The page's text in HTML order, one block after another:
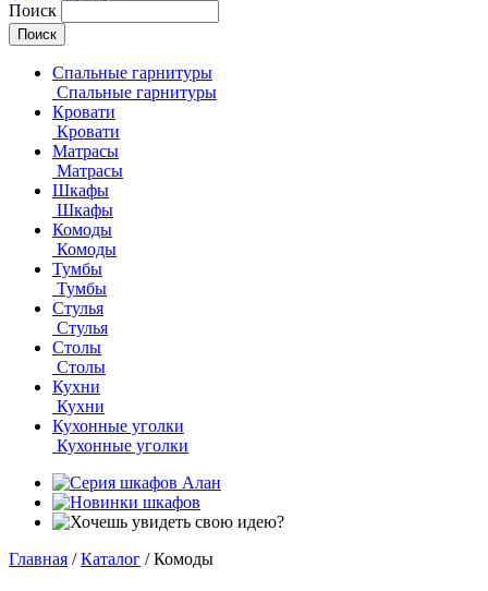
Поиск
Спальные гарнитуры
Спальные гарнитуры
Кровати
Кровати
Матрасы
Матрасы
Шкафы
Шкафы
Комоды
Комоды
Тумбы
Тумбы
Стулья
Стулья
Столы
Столы
Кухни
Кухни
Кухонные уголки
Кухонные уголки
Главная / Каталог / Комоды